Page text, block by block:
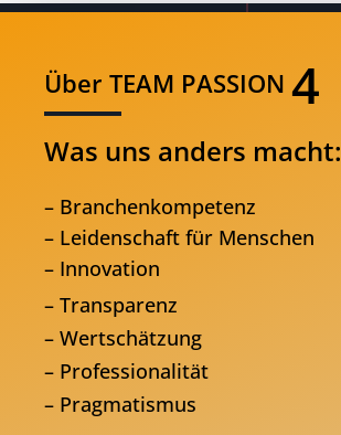
Über TEAM PASSION 4
Was uns anders macht:
– Branchenkompetenz
– Leidenschaft für Menschen
– Innovation
– Transparenz
– Wertschätzung
– Professionalität
– Pragmatismus